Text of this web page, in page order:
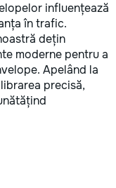
influențează
în trafic.
dețin
moderne pentru a
Apelând la
precisă,